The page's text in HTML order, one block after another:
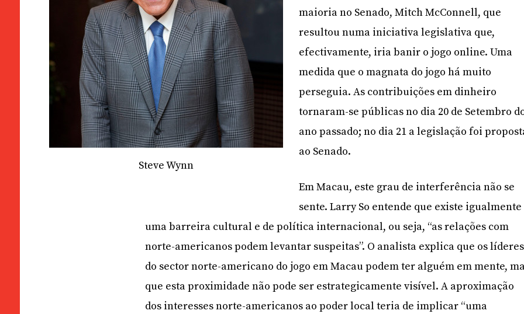
Steve Wynn
maioria no Senado, Mitch McConnell, que
resultou numa iniciativa legislativa que,
efectivamente, iria banir o jogo online. Uma
medida que o magnata do jogo há muito
perseguia. As contribuições em dinheiro
tornaram-se públicas no dia 20 de Setembro
ano passado; no dia 21 a legislação foi
ao Senado.
Em Macau, este grau de interferência não se
sente. Larry So entende que existe igualmente
uma barreira cultural e de política internacional, ou seja, “as relações com
norte-americanos podem levantar suspeitas”. O analista explica que os líderes
do sector norte-americano do jogo em Macau podem ter alguém em mente,
que esta proximidade não pode ser estrategicamente visível. A aproximação
dos interesses norte-americanos ao poder local teria de implicar “uma